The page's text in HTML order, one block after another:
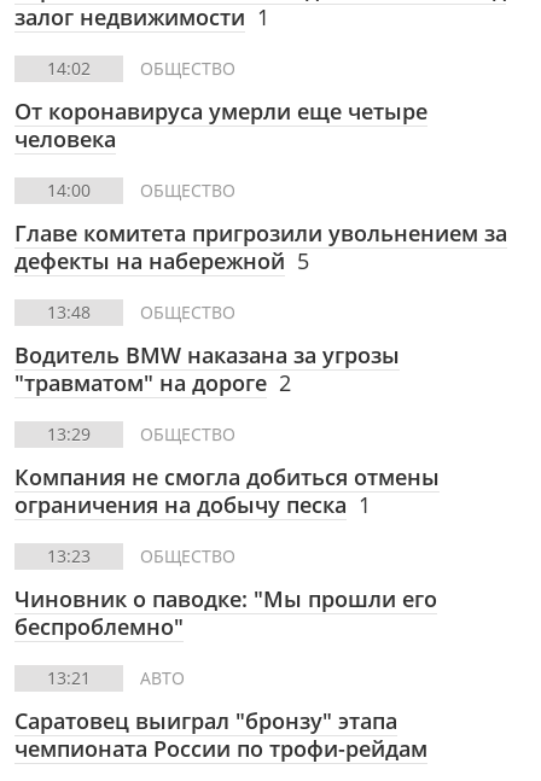
залог недвижимости 1
14:02 ОБЩЕСТВО
От коронавируса умерли еще четыре
человека
14:00 ОБЩЕСТВО
Главе комитета пригрозили увольнением за
дефекты на набережной 5
13:48 ОБЩЕСТВО
Водитель BMW наказана за угрозы
"травматом" на дороге 2
13:29 ОБЩЕСТВО
Компания не смогла добиться отмены
ограничения на добычу песка 1
13:23 ОБЩЕСТВО
Чиновник о паводке: "Мы прошли его
беспроблемно"
13:21 АВТО
Саратовец выиграл "бронзу" этапа
чемпионата России по трофи-рейдам